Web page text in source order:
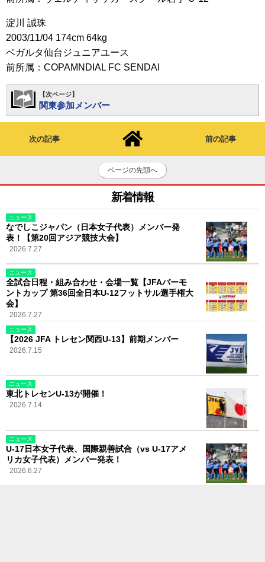
淀川 誠珠
2003/11/04 174cm 64kg
ベガルタ仙台ジュニアユース
前所属：COPAMNDIAL FC SENDAI
【次ページ】
関東参加メンバー
次の記事 前の記事
ページの先頭へ
新着情報
ニュース
なでしこジャパン（日本女子代表）メンバー発
表！【第20回アジア競技大会】
2026.7.27
ニュース
全試合日程・組み合わせ・会場一覧【JFAバーモ
ントカップ 第36回全日本U-12フットサル選手権大
会】
2026.7.27
ニュース
【2026 JFA トレセン関西U-13】前期メンバー
2026.7.15
ニュース
東北トレセンU-13が開催！
2026.7.14
ニュース
U-17日本女子代表、国際親善試合（vs U-17アメ
リカ女子代表）メンバー発表！
2026.6.27